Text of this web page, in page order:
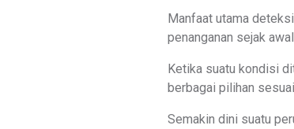
Manfaat utama
penanganan sejak
Ketika suatu kondisi
berbagai pilihan
Semakin dini suatu